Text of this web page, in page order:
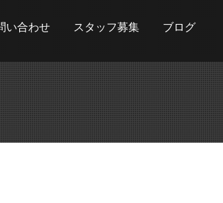
い合わせ スタッフ募集 ブログ